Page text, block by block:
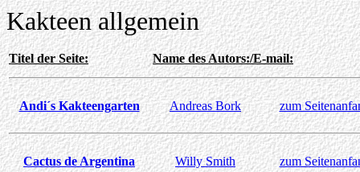
Kakteen allgemein
Titel der Seite: Name des Autors:/E-mail:
Andi´s Kakteengarten Andreas Bork zum
Cactus de Argentina Willy Smith zum